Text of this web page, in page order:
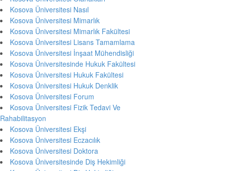
Kosova Üniversitesi Nasıl
Kosova Üniversitesi Mimarlık
Kosova Üniversitesi Mimarlık Fakültesi
Kosova Üniversitesi Lisans Tamamlama
Kosova Üniversitesi İnşaat Mühendisliği
Kosova Üniversitesinde Hukuk Fakültesi
Kosova Üniversitesi Hukuk Fakültesi
Kosova Üniversitesi Hukuk Denklik
Kosova Üniversitesi Forum
Kosova Üniversitesi Fizik Tedavi Ve
Rahabilitasyon
Kosova Üniversitesi Ekşi
Kosova Üniversitesi Eczacılık
Kosova Üniversitesi Doktora
Kosova Üniversitesinde Diş Hekimliği